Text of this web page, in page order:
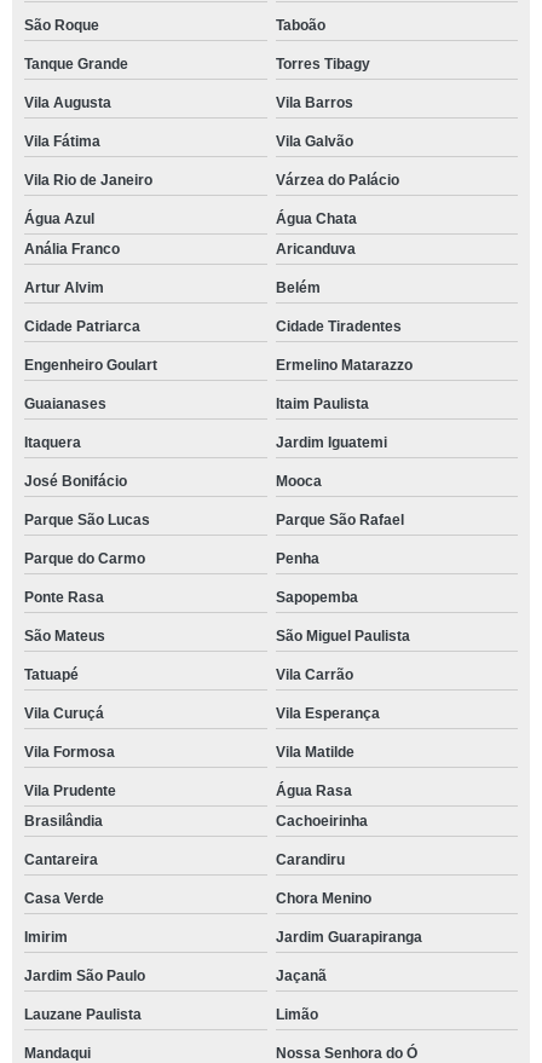
São Roque Taboão
Tanque Grande Torres Tibagy
Vila Augusta Vila Barros
Vila Fátima Vila Galvão
Vila Rio de Janeiro Várzea do Palácio
Água Azul
Água Chata
Anália Franco
Aricanduva
Artur Alvim Belém
Cidade Patriarca Cidade Tiradentes
Engenheiro Goulart Ermelino Matarazzo
Guaianases Itaim Paulista
Itaquera Jardim Iguatemi
José Bonifácio Mooca
Parque São Lucas Parque São Rafael
Parque do Carmo Penha
Ponte Rasa Sapopemba
São Mateus São Miguel Paulista
Tatuapé Vila Carrão
Vila Curuçá Vila Esperança
Vila Formosa Vila Matilde
Vila Prudente
Água Rasa
Brasilândia
Cachoeirinha
Cantareira Carandiru
Casa Verde Chora Menino
Imirim Jardim Guarapiranga
Jardim São Paulo Jaçanã
Lauzane Paulista Limão
Mandaqui Nossa Senhora do Ó